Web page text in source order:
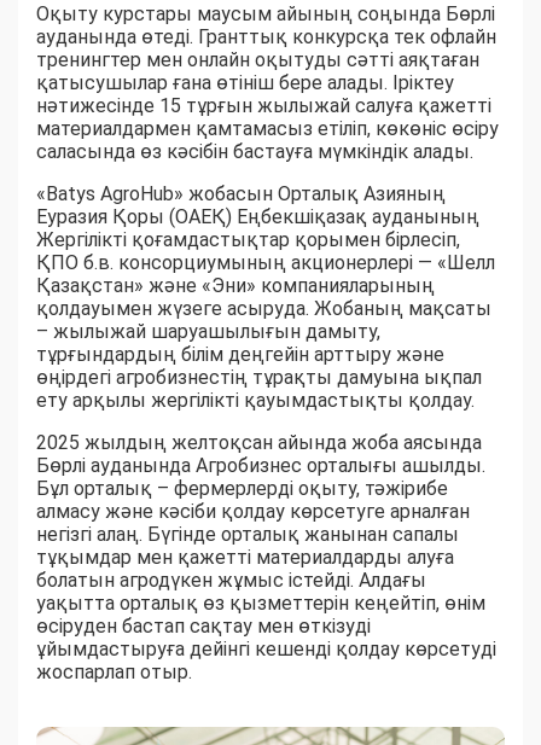
Оқыту курстары маусым айының соңында Бөрлі
ауданында өтеді. Гранттық конкурсқа тек офлайн
тренингтер мен онлайн оқытуды сәтті аяқтаған
қатысушылар ғана өтініш бере алады. Іріктеу
нәтижесінде 15 тұрғын жылыжай салуға қажетті
материалдармен қамтамасыз етіліп, көкөніс өсіру
саласында өз кәсібін бастауға мүмкіндік алады.
«Batys AgroHub» жобасын Орталық Азияның
Еуразия Қоры (ОАЕҚ) Еңбекшіқазақ ауданының
Жергілікті қоғамдастықтар қорымен бірлесіп,
ҚПО б.в. консорциумының акционерлері — «Шелл
Қазақстан» және «Эни» компанияларының
қолдауымен жүзеге асыруда. Жобаның мақсаты
– жылыжай шаруашылығын дамыту,
тұрғындардың білім деңгейін арттыру және
өңірдегі агробизнестің тұрақты дамуына ықпал
ету арқылы жергілікті қауымдастықты қолдау.
2025 жылдың желтоқсан айында жоба аясында
Бөрлі ауданында Агробизнес орталығы ашылды.
Бұл орталық – фермерлерді оқыту, тәжірибе
алмасу және кәсіби қолдау көрсетуге арналған
негізгі алаң. Бүгінде орталық жанынан сапалы
тұқымдар мен қажетті материалдарды алуға
болатын агродүкен жұмыс істейді. Алдағы
уақытта орталық өз қызметтерін кеңейтіп, өнім
өсіруден бастап сақтау мен өткізуді
ұйымдастыруға дейінгі кешенді қолдау көрсетуді
жоспарлап отыр.